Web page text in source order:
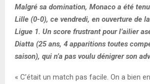
Malgré sa domination, Monaco a été
Lille (0-0), ce vendredi, en ouverture de
Ligue 1. Un score frustrant pour l’ailier
Diatta (25 ans, 4 apparitions toutes
saison), qui n’a pas voulu dénigrer son
« C’était un match pas facile. On a bien